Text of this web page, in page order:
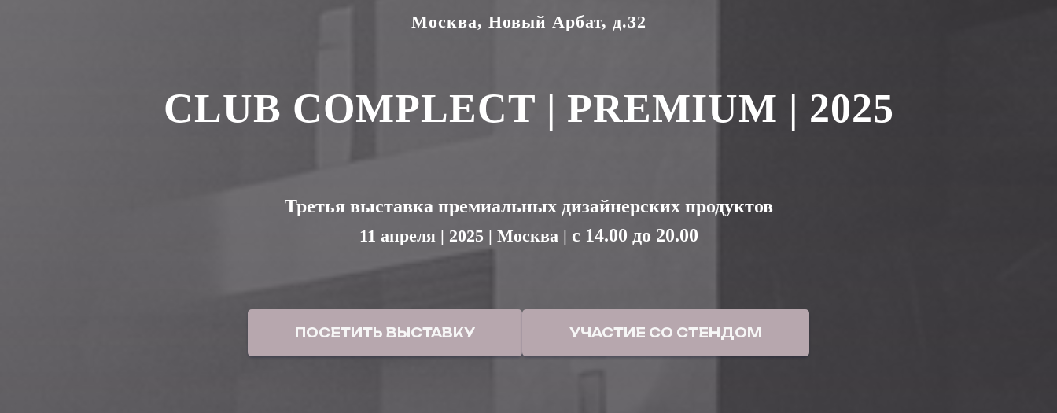
Москва, Новый Арбат, д.32
СLUB COMPLECT | PREMIUM | 2025
Третья выставка премиальных дизайнерских продуктов
11 апреля | 2025 | Москва | с 14.00 до 20.00
ПОСЕТИТЬ ВЫСТАВКУ УЧАСТИЕ СО СТЕНДОМ